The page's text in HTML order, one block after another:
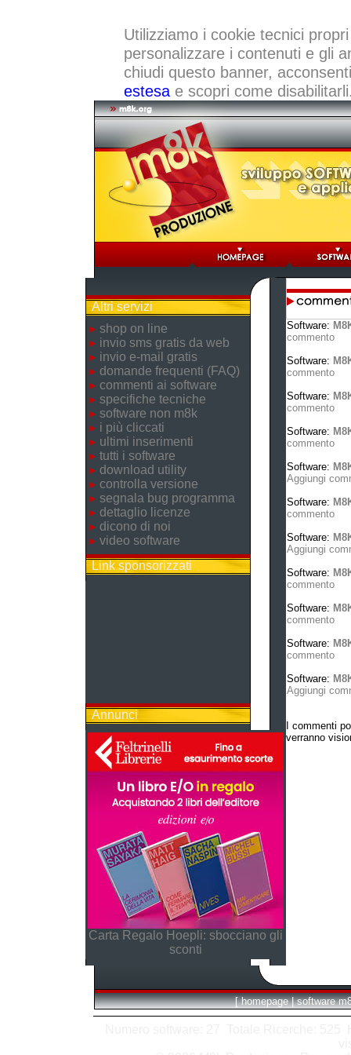
Utilizziamo i cookie tecnici
personalizzare i contenuti e gli
chiudi questo banner,
estesae scopri come
Altri servizi
shop on line
invio sms gratis da web
invio e-mail gratis
domande frequenti (FAQ)
commenti ai software
specifiche tecniche
software non m8k
i più cliccati
ultimi inserimenti
tutti i software
download utility
controlla versione
segnala bug programma
dettaglio licenze
dicono di noi
video software
Link sponsorizzati
Annunci
Carta Regalo Hoepli: sbocciano gli
sconti
Software:
commento
Software:
commento
Software:
commento
Software:
commento
Software:
Aggiungi
Software:
commento
Software:
Aggiungi
Software:
commento
Software:
commento
Software:
commento
Software:
Aggiungi
I commenti
verranno
[ homepage | software